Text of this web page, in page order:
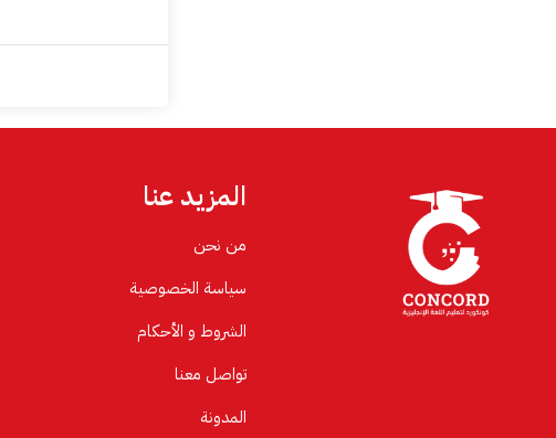
المزيد عنا
من نحن
سياسة الخصوصية
الشروط و الأحكام
تواصل معنا
المدونة